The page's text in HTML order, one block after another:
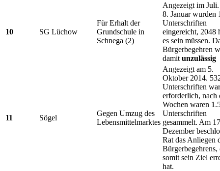
10 SG Lüchow
Für Erhalt der
Grundschule in
Schnega (2)
Angezeigt im
8. Januar wurden
Unterschriften
eingereicht, 2048
es sein müssen.
Bürgerbegehren
damit unzulässig
11 Sögel
Gegen Umzug des
Lebensmittelmarktes
Angezeigt am 5.
Oktober 2014.
Unterschriften
erforderlich, nach
Wochen waren
Unterschriften
gesammelt. Am
Dezember
Rat das Anliegen
Bürgerbegehrens,
somit sein Ziel
hat.